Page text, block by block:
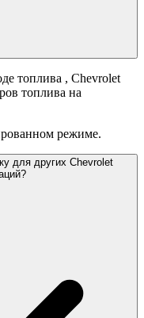
топлива , Chevrolet
топлива на
режиме.
для других Chevrolet